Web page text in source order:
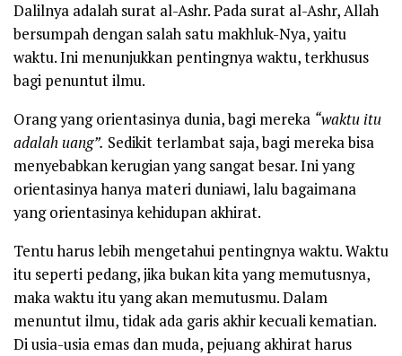
Dalilnya adalah surat al-Ashr. Pada surat al-Ashr, Allah
bersumpah dengan salah satu makhluk-Nya, yaitu
waktu. Ini menunjukkan pentingnya waktu, terkhusus
bagi penuntut ilmu.
Orang yang orientasinya dunia, bagi mereka “waktu itu
adalah uang”. Sedikit terlambat saja, bagi mereka bisa
menyebabkan kerugian yang sangat besar. Ini yang
orientasinya hanya materi duniawi, lalu bagaimana
yang orientasinya kehidupan akhirat.
Tentu harus lebih mengetahui pentingnya waktu. Waktu
itu seperti pedang, jika bukan kita yang memutusnya,
maka waktu itu yang akan memutusmu. Dalam
menuntut ilmu, tidak ada garis akhir kecuali kematian.
Di usia-usia emas dan muda, pejuang akhirat harus